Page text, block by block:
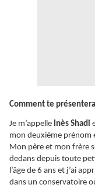
Comment te
Je m’appelle Inès Shadi
mon deuxième prénom
Mon père et mon frère
dedans depuis toute
l’âge de 6 ans et j’ai
dans un conservatoire